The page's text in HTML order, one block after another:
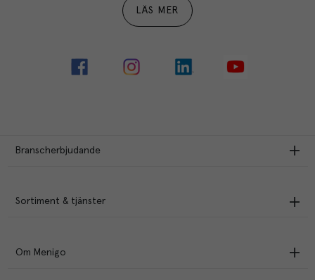
LÄS MER
Branscherbjudande
Sortiment & tjänster
Om Menigo